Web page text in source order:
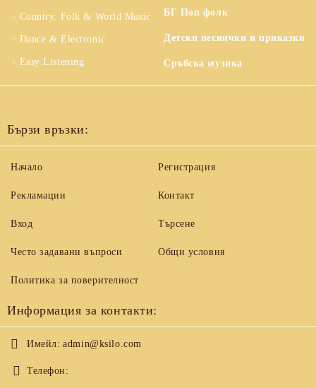
Country, Folk & World Music
Dance & Electronic
Easy Listening
БГ Поп фолк
Детски песнички и приказки
Сръбска музика
Бързи връзки:
Начало
Рекламации
Вход
Често задавани въпроси
Регистрация
Контакт
Търсене
Общи условия
Политика за поверителност
Информация за контакти:
Имейл: admin@ksilo.com
Телефон: